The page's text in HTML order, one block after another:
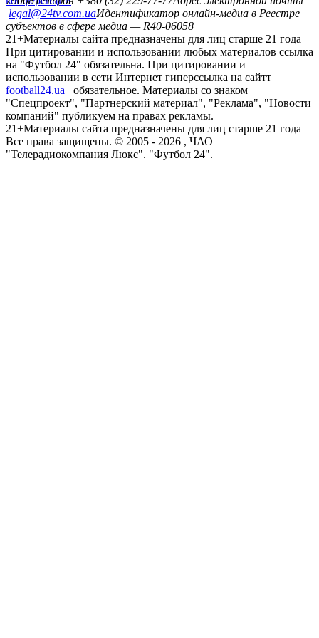
legal@24tv.com.uaИдентификатор онлайн-медиа в Реестре
субъектов в сфере медиа — R40-06058
21+Материалы сайта предназначены для лиц старше 21 года
При цитировании и использовании любых материалов ссылка
на "Футбол 24" обязательна. При цитировании и
использовании в сети Интернет гиперссылка на сайтт
football24.ua
обязательное. Материалы со знаком
"Спецпроект", "Партнерский материал", "Реклама", "Новости
компаний" публикуем на правах рекламы.
21+Материалы сайта предназначены для лиц старше 21 года
Все права защищены. © 2005 - 2026 , ЧАО
"Телерадиокомпания Люкс". "Футбол 24".